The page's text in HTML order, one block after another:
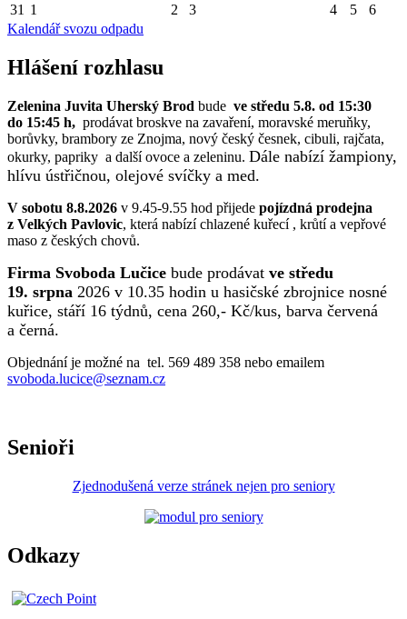
31 1 2 3 4 5
6
Kalendář svozu odpadu
Hlášení rozhlasu
Zelenina Juvita Uherský Brod bude ve středu 5.8. od 15:30
do 15:45 h, prodávat broskve na zavaření, moravské meruňky,
borůvky, brambory ze Znojma, nový český česnek, cibuli, rajčata,
okurky, papriky a další ovoce a zeleninu. Dále nabízí žampiony,
hlívu ústřičnou, olejové svíčky a med.
V sobotu 8.8.2026 v 9.45-9.55 hod přijede pojízdná prodejna
z Velkých Pavlovic, která nabízí chlazené kuřecí , krůtí a vepřové
maso z českých chovů.
Firma Svoboda Lučice bude prodávat ve středu
19. srpna 2026 v 10.35 hodin u hasičské zbrojnice nosné
kuřice, stáří 16 týdnů, cena 260,- Kč/kus, barva červená
a černá.
Objednání je možné na tel. 569 489 358 nebo emailem
svoboda.lucice@seznam.cz
Senioři
Zjednodušená verze stránek nejen pro seniory
Odkazy